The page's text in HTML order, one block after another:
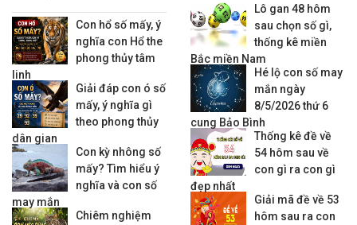
Con hổ số mấy, ý
nghĩa con Hổ the
phong thủy tâm
linh
Giải đáp con ó số
mấy, ý nghĩa gì
theo phong thủy
dân gian
Con kỳ nhông số
mấy? Tìm hiểu ý
nghĩa và con số
may mắn
Chiêm nghiệm
Lô gan 48 hôm
sau chọn số gì,
thống kê miền
Bắc miền Nam
Hé lộ con số may
mắn ngày
8/5/2026 thứ 6
cung Bảo Bình
Thống kê đề về
54 hôm sau về
con gì ra con gì
đẹp nhất
Giải mã đề về 53
hôm sau ra con